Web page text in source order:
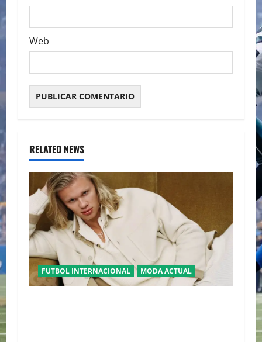
Web
RELATED NEWS
FUTBOL INTERNACIONAL MODA ACTUAL